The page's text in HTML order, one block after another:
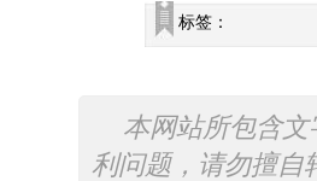
标签：
本网站所包含
利问题，请勿擅自